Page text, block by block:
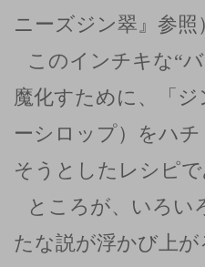
ニーズジン翠』参照
このインチキな“
魔化すために、「
ーシロップ）をハ
そうとしたレシピ
ところが、いろい
たな説が浮かび上が